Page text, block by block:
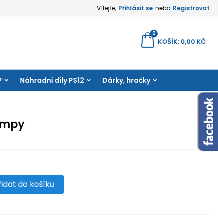
Vítejte, Přihlásit se nebo Registrovat
KOŠÍK
0
0,00 KČ
Náhradní díly PS12 Dárky, hračky
do košíku